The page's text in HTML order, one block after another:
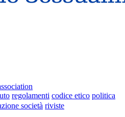
regolamenti codice etico politica
società riviste